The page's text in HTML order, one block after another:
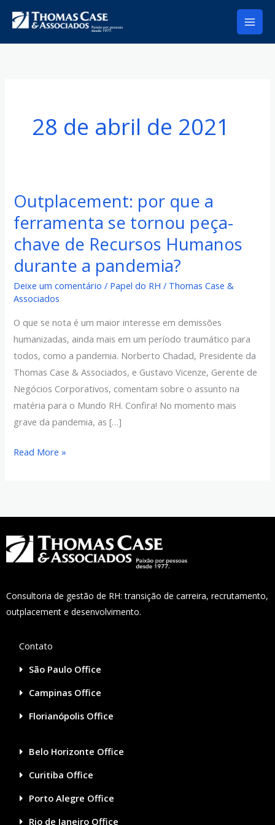
para
o
28 de abril de 2021
Outplacement: por que a
ferramenta se tornou peça-
chave de Recursos Humanos
durante a pandemia?
Deixe um comentário / Papel do RH / Thomas Case &
Associados
O que se nota é um maior interesse em demissões
humanizadas, ainda mais em um período traumático para
todos, como a pandemia. Norberto Chadad, Presidente da
Thomas Case & Associados, e Gustavo Vicenze, Gerente de
Negócios Corporativos, comentam sobre o assunto na
matéria para o Mundo RH. Confira! No momento mais
grave da pandemia, as […]
Outplacement:
por
que
a
ferramenta
se
tornou
chave
de
Recursos
Humanos
durante
a
pandemia?
Read More »
Consultoria de gestão de RH: transição de carreira, recrutamento,
outplacement e desenvolvimento.
Contato
São Paulo Office
Campinas Office
Florianópolis Office
Belo Horizonte Office
Curitiba Office
Porto Alegre Office
Rio de Janeiro Office